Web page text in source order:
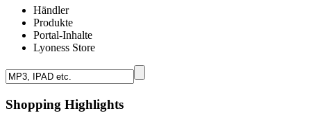
Händler
Produkte
Portal-Inhalte
Lyoness Store
Shopping Highlights